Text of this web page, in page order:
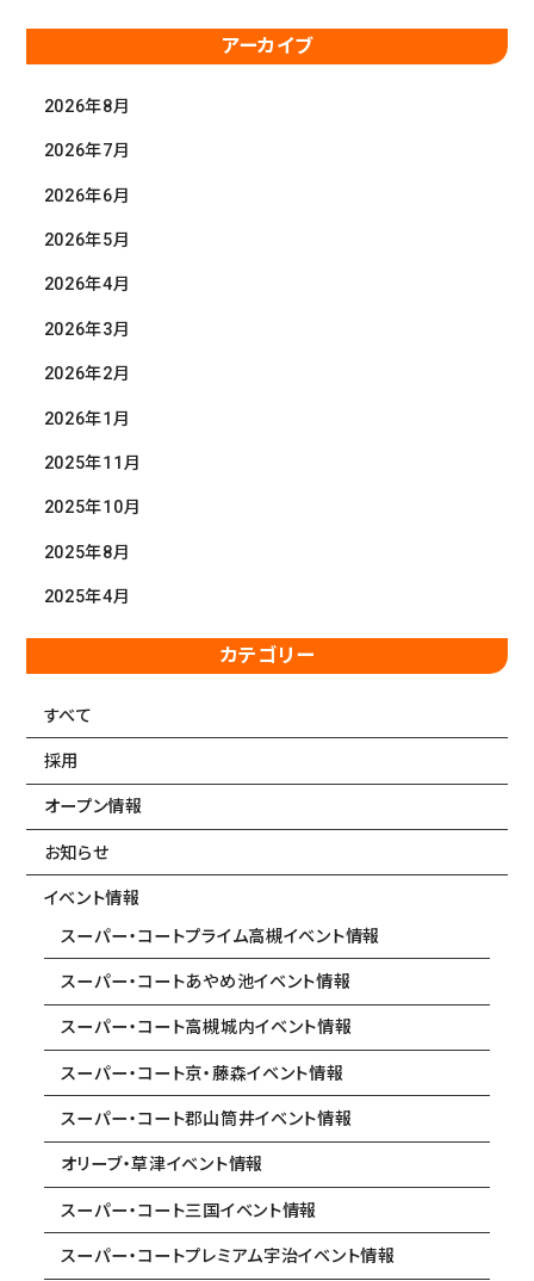
アーカイブ
2026年8月
2026年7月
2026年6月
2026年5月
2026年4月
2026年3月
2026年2月
2026年1月
2025年11月
2025年10月
2025年8月
2025年4月
カテゴリー
すべて
採用
オープン情報
お知らせ
イベント情報
スーパー・コートプライム高槻イベント情報
スーパー・コートあやめ池イベント情報
スーパー・コート高槻城内イベント情報
スーパー・コート京・藤森イベント情報
スーパー・コート郡山筒井イベント情報
オリーブ・草津イベント情報
スーパー・コート三国イベント情報
スーパー・コートプレミアム宇治イベント情報